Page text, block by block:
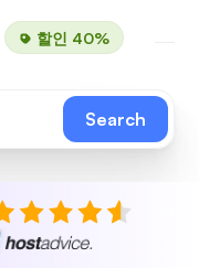
할인 40%
Search